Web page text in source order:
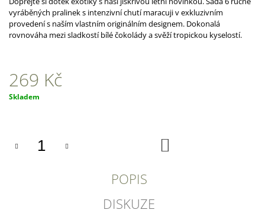
vyráběných pralinek s intenzivní chutí maracuji v exkluzivním
provedení s naším vlastním originálním designem. Dokonalá
rovnováha mezi sladkostí bílé čokolády a svěží tropickou kyselostí.
269 Kč
Měrná
Skladem
POPIS
DISKUZE
T
?
O